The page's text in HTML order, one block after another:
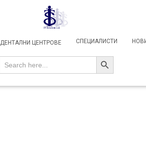
ДЕНТАЛНИ ЦЕНТРОВЕ СПЕЦИАЛИСТИ
Search
SEARCH BUTTON